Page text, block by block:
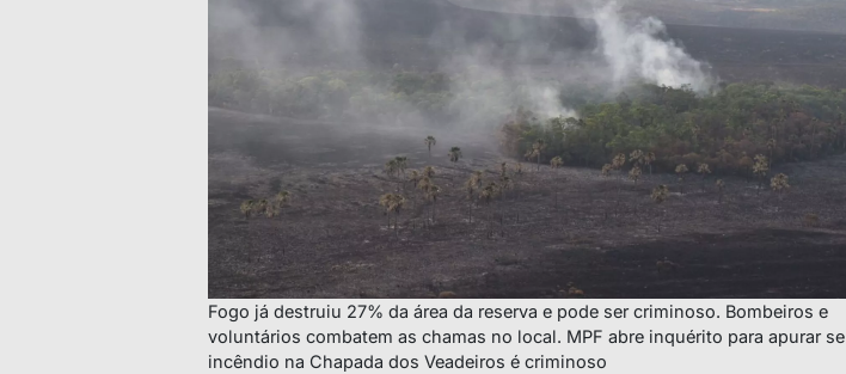
Fogo já destruiu 27% da área da reserva e pode ser criminoso. Bombeiros e
voluntários combatem as chamas no local. MPF abre inquérito para apurar se
incêndio na Chapada dos Veadeiros é criminoso